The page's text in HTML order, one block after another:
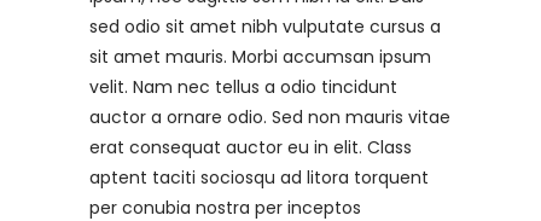
sed odio sit amet nibh vulputate cursus a
sit amet mauris. Morbi accumsan ipsum
velit. Nam nec tellus a odio tincidunt
auctor a ornare odio. Sed non mauris vitae
erat consequat auctor eu in elit. Class
aptent taciti sociosqu ad litora torquent
per conubia nostra per inceptos